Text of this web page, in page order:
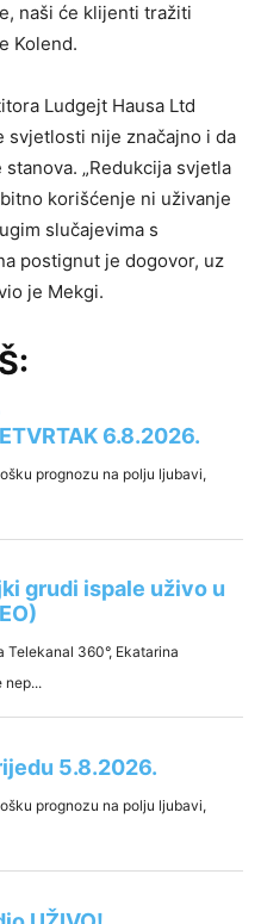
naši će klijenti tražiti
Kolend.
Ludgejt Hausa Ltd
svjetlosti nije značajno i da
„Redukcija svjetla
korišćenje ni uživanje
slučajevima s
postignut je dogovor, uz
je Mekgi.